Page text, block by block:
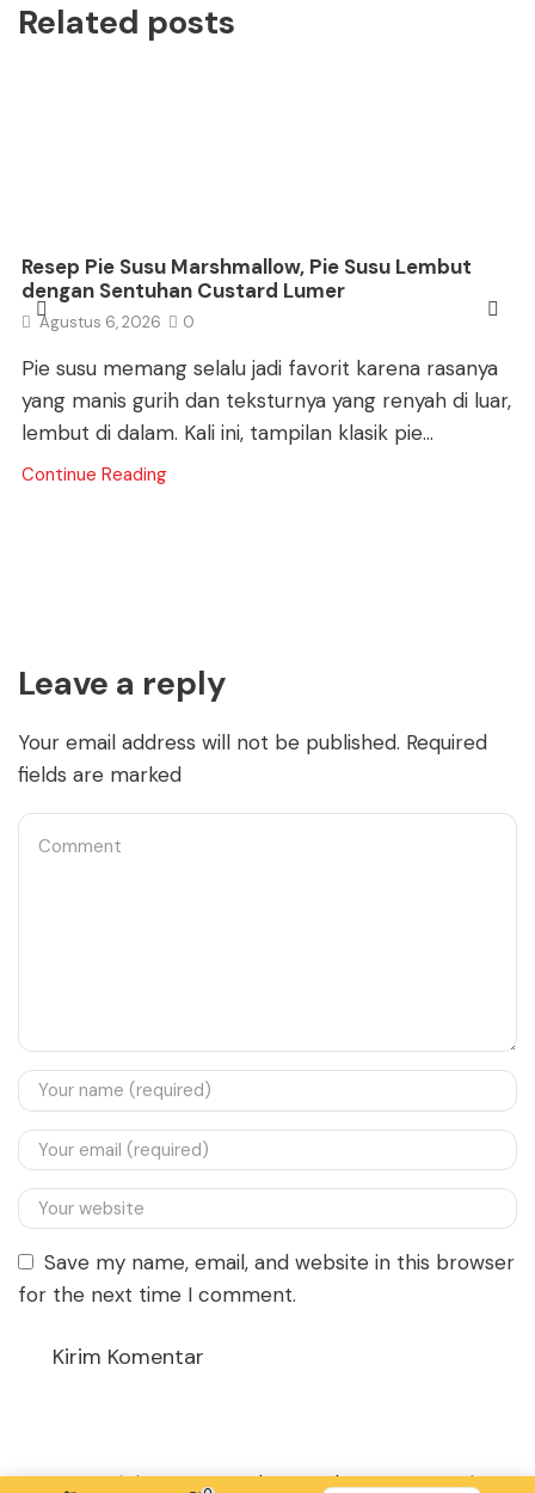
Related posts
Resep Pie Susu Marshmallow, Pie Susu Lembut
dengan Sentuhan Custard Lumer
Agustus 6, 2026 0
Pie susu memang selalu jadi favorit karena rasanya
yang manis gurih dan teksturnya yang renyah di luar,
lembut di dalam. Kali ini, tampilan klasik pie...
Continue Reading
Leave a reply
Your email address will not be published. Required
fields are marked
Save my name, email, and website in this browser
for the next time I comment.
Copyright © 2023Chomp ChompCreated